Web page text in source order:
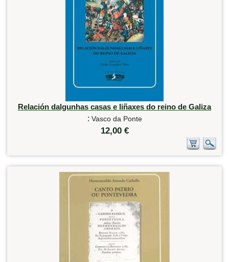
Relación dalgunhas casas e liñaxes do reino de Galiza
: Vasco da Ponte
12,00 €